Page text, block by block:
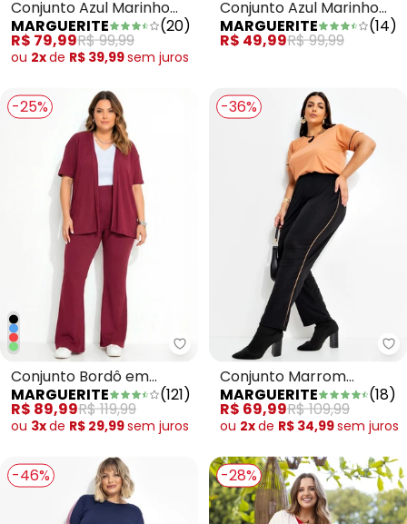
Conjunto Azul Marinho
em Malha
MARGUERITE (20)
R$ 79,99R$ 99,99
ou 2xde R$ 39,99sem juros
Conjunto Azul Marinho
em Malha com
Contraste
MARGUERITE (14)
R$ 49,99R$ 99,99
-25%
Marguerite - Conjunto Bordô
Conjunto Bordô em
Canelado
MARGUERITE (121)
R$ 89,99R$ 119,99
ou 3xde R$ 29,99sem juros
-36%
Conjunto Marrom
Amendoado em Malha
MARGUERITE (18)
R$ 69,99R$ 109,99
ou 2xde R$ 34,99sem juros
-46% -28%